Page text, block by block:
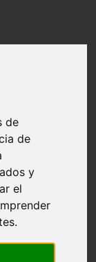
de
de
y
el